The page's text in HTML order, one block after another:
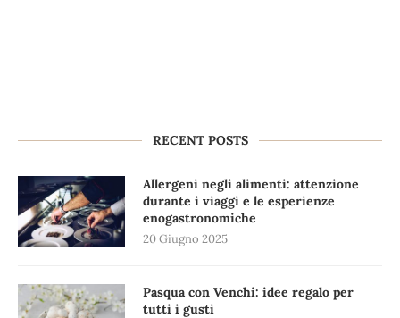
RECENT POSTS
Allergeni negli alimenti: attenzione
durante i viaggi e le esperienze
enogastronomiche
20 Giugno 2025
Pasqua con Venchi: idee regalo per
tutti i gusti